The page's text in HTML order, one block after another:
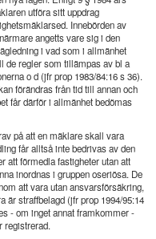
utföra sitt uppdrag
Innebörden av
angetts vare sig i den
i vad som i allmänhet
de regler som tillämpas av bl a
o d (jfr prop 1983/84:16 s 36).
förändras från tid till annan och
får därför i allmänhet bedömas
på att en mäklare skall vara
får alltså inte bedrivas av den
att förmedla fastigheter utan att
inordnas i gruppen oseriösa. De
att vara utan ansvarsförsäkring,
är straffbelagd (jfr prop 1994/95:14
- om inget annat framkommer -
registrerad.